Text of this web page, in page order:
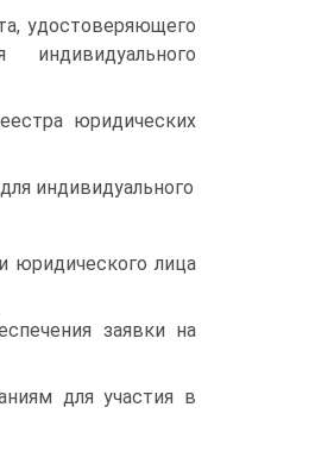
удостоверяющего
юридических
индивидуального
юридического лица
заявки на
для участия в